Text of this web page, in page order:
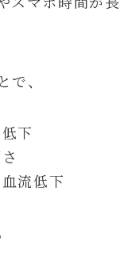
で、
下
流低下